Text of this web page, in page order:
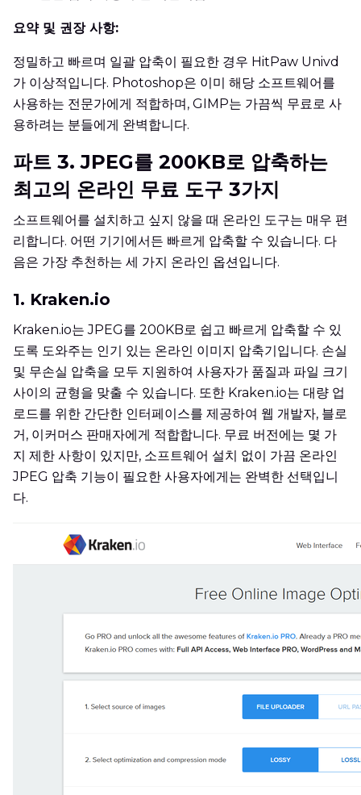
요약 및 권장 사항:
정밀하고 빠르며 일괄 압축이 필요한 경우 HitPaw Univd
가 이상적입니다. Photoshop은 이미 해당 소프트웨어를
사용하는 전문가에게 적합하며, GIMP는 가끔씩 무료로 사
용하려는 분들에게 완벽합니다.
파트 3. JPEG를 200KB로 압축하는
최고의 온라인 무료 도구 3가지
소프트웨어를 설치하고 싶지 않을 때 온라인 도구는 매우 편
리합니다. 어떤 기기에서든 빠르게 압축할 수 있습니다. 다
음은 가장 추천하는 세 가지 온라인 옵션입니다.
1. Kraken.io
Kraken.io는 JPEG를 200KB로 쉽고 빠르게 압축할 수 있
도록 도와주는 인기 있는 온라인 이미지 압축기입니다. 손실
및 무손실 압축을 모두 지원하여 사용자가 품질과 파일 크기
사이의 균형을 맞출 수 있습니다. 또한 Kraken.io는 대량 업
로드를 위한 간단한 인터페이스를 제공하여 웹 개발자, 블로
거, 이커머스 판매자에게 적합합니다. 무료 버전에는 몇 가
지 제한 사항이 있지만, 소프트웨어 설치 없이 가끔 온라인
JPEG 압축 기능이 필요한 사용자에게는 완벽한 선택입니
다.